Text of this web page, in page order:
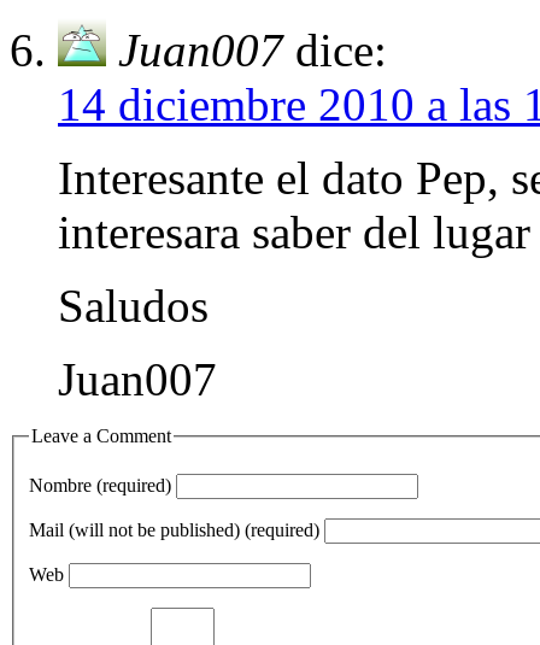
Juan007 dice:
14 diciembre 2010 a las
Interesante el dato Pep,
interesara saber del
Saludos
Juan007
Leave a Comment
Nombre (required)
Mail (will not be published) (required)
Web